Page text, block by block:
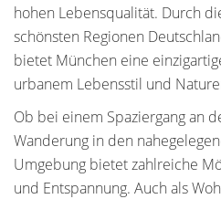
hohen Lebensqualität. Durch
schönsten Regionen
bietet München eine
urbanem Lebensstil und
Ob bei einem Spaziergang an
Wanderung in den
Umgebung bietet zahlreiche
und Entspannung. Auch als